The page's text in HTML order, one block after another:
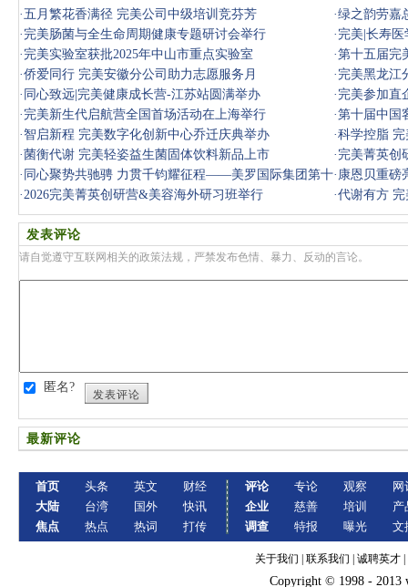
·五月繁花香满径 完美公司中级培训竞芬芳 ·绿之韵劳嘉
副主席
· 完美肠菌与全生命周期健康专题研讨会举行 · 完美|长寿
· 完美实验室获批2025年中山市重点实验室 ·第十五届完
·侨爱同行 完美安徽分公司助力志愿服务月 · 完美黑龙江
· 同心致远|完美健康成长营-江苏站圆满举办 · 完美参加直
· 完美新生代启航营全国首场活动在上海举行 ·第十届中国
· 智启新程 完美数字化创新中心乔迁庆典举办 ·科学控脂
·菌衡代谢 完美轻姿益生菌固体饮料新品上市 · 完美菁英创
· 同心聚势共驰骋 力贯千钧耀征程——美罗国际集团第十
八届感恩
· 康恩贝重磅
·2026完美菁英创研营&美容海外研习班举行 ·代谢有方 完
发表评论
请自觉遵守互联网相关的政策法规，严禁发布色情、暴力、反动的言论。
匿名?
发表评论
最新评论
首页
大陆
焦点
头条
台湾
热点
英文
国外
热词
财经
快讯
打传
评论
企业
调查
专论
慈善
特报
观察
培训
曝光
网
产
文
关于我们 联系我们 诚聘英才
Copyright © 1998 - 2013